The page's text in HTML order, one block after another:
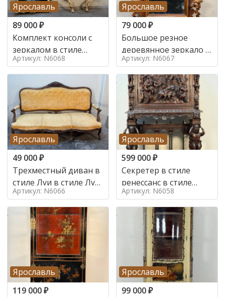
Ярославль
89 000₽
Комплект консоли с
зеркалом в стиле
ренессанс,
Артикул: N6068
Ярославль
79 000₽
Большое резное
деревянное зеркало с
золочением в стиле
Артикул: N6067
Ярославль
49 000₽
Трехместный диван в
стиле Луи в стиле Луи
16,
Артикул: N6066
Ярославль
599 000₽
Секретер в стиле
ренессанс в стиле
ренессанс, 19 век
Артикул: N6058
Ярославль
119 000₽
Ярославль
99 000₽